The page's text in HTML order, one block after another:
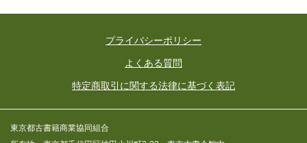
プライバシーポリシー
よくある質問
特定商取引に関する法律に基づく表記
東京都古書籍商業協同組合